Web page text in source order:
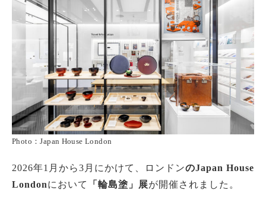
Photo：Japan House London
2026年1月から3月にかけて、ロンドンのJapan House
Londonにおいて 「輪島塗」展が開催されました。